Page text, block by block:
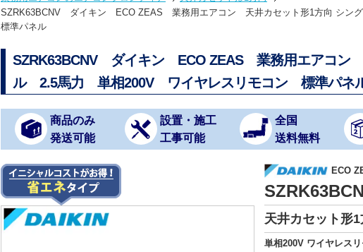
SZRK63BCNV ダイキン ECO ZEAS 業務用エアコン 天井カセット形1方向 シン
標準パネル
SZRK63BCNV ダイキン ECO ZEAS 業務用エアコン
ル 2.5馬力 単相200V ワイヤレスリモコン 標準パネ
商品のみ
発送可能
設置・施工
工事可能
全国
送料無料
ECO
天井カセット形
単相200V ワイヤレス